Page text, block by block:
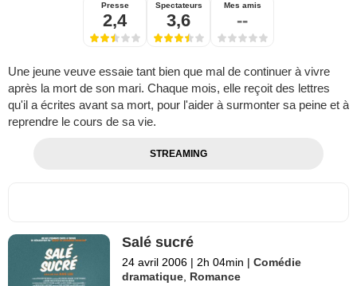
Presse
2,4
Spectateurs
3,6
Mes amis
--
Une jeune veuve essaie tant bien que mal de continuer à vivre
après la mort de son mari. Chaque mois, elle reçoit des lettres
qu'il a écrites avant sa mort, pour l'aider à surmonter sa peine et à
reprendre le cours de sa vie.
STREAMING
Salé sucré
24 avril 2006 | 2h 04min | Comédie
dramatique, Romance